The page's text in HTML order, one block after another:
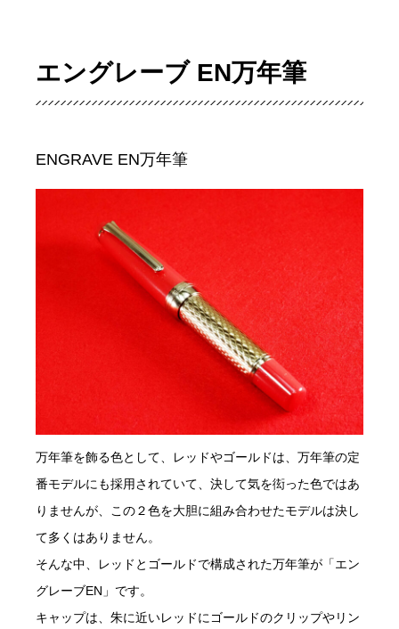
エングレーブ EN万年筆
ENGRAVE EN万年筆
万年筆を飾る色として、レッドやゴールドは、万年筆の定
番モデルにも採用されていて、決して気を衒った色ではあ
りませんが、この２色を大胆に組み合わせたモデルは決し
て多くはありません。
そんな中、レッドとゴールドで構成された万年筆が「エン
グレーブEN」です。
キャップは、朱に近いレッドにゴールドのクリップやリン